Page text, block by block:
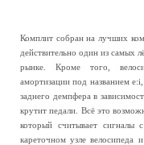
Комплит собран на лучших
действительно один из самых
рынке. Кроме того,
амортизации под названием
заднего демпфера в
крутит педали. Всё это
который считывает сигналы
кареточном узле велосипеда